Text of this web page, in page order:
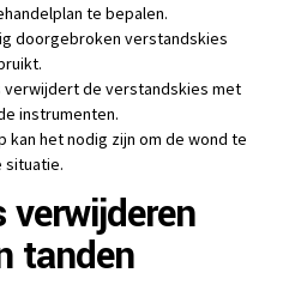
te bepalen.
doorgebroken verstandskies
verwijdert de verstandskies met
instrumenten.
kan het nodig zijn om de wond te
situatie.
tanden